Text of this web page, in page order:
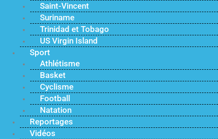
Saint-Vincent
Suriname
Trinidad et Tobago
US Virgin Island
Sport
Athlétisme
Basket
Cyclisme
Football
Natation
Reportages
Vidéos